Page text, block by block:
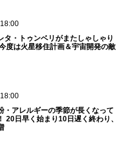
タ・トゥンベリがまたしゃしゃり
度は火星移住計画＆宇宙開発の敵
・アレルギーの季節が長くなって
20日早く始まり10日遅く終わり、